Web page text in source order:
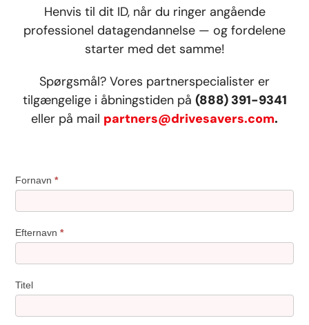
Henvis til dit ID, når du ringer angående
professionel datagendannelse — og fordelene
starter med det samme!
Spørgsmål? Vores partnerspecialister er
tilgængelige i åbningstiden på (888) 391-9341
eller på mail partners@drivesavers.com.
Fornavn*
Efternavn*
Titel